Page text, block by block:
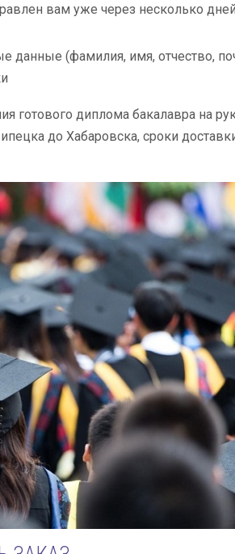
вам уже через несколько
данные (фамилия, имя, отчество,
готового диплома бакалавра на
до Хабаровска, сроки